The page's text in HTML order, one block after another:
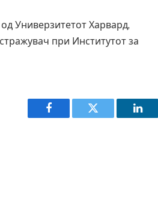
Универзитетот Харвард,
при Институтот за
Facebook Twitter